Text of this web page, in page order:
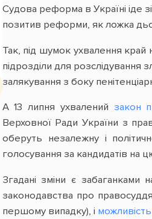
Судова реформа в Україні іде
позитив реформи, як ложка
Так, під шумок ухвалення край
підрозділи для розслідування
залякування з боку
А 13 липня ухвалений закон
Верховної Ради України з
оберуть незалежну і
голосування за кандидатів
Згадані зміни є забаганками
законодавства про
першому випадку), і